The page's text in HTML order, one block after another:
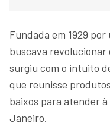
Fundada em 1929
buscava revolucionar
surgiu com o intuito
que reunisse
baixos para atender à
Janeiro.